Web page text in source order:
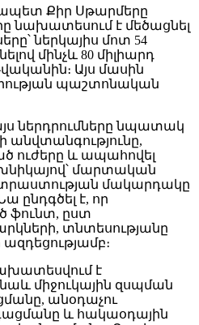
Քիր Սթարմերը
նախատեսում է մեծացնել
ներկայիս մոտ 54
մինչև 80 միլիարդ
Այս մասին
պաշտոնական
ներդրումները նպատակ
անվտանգությունը,
ուժերը և ապահովել
մարտական
մակարդակը
ընդգծել է, որ
ֆունտ, ըստ
տնտեսությանը
է
միջուկային զսպման
անօդաչու
և հակաօդային